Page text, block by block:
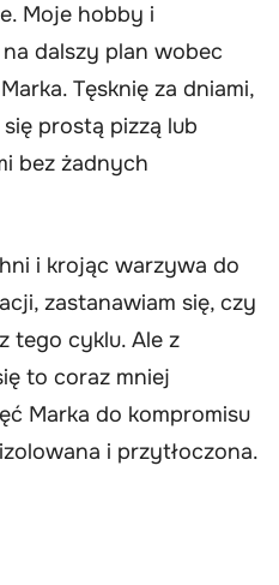
Moje hobby i
dalszy plan wobec
Tęsknię za dniami,
prostą pizzą lub
bez żadnych
i krojąc warzywa do
zastanawiam się, czy
tego cyklu. Ale z
to coraz mniej
Marka do kompromisu
i przytłoczona.